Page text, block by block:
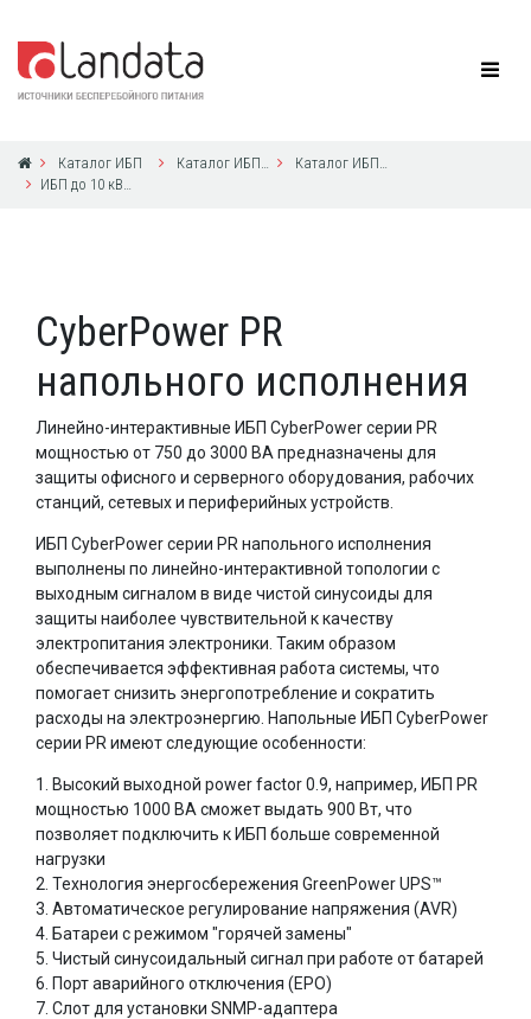
Каталог ИБП Каталог ИБП CyberPower
Каталог ИБП CyberPower
ИБП до 10 кВА с 1ф выходом
CyberPower PR
напольного исполнения
Линейно-интерактивные ИБП CyberPower серии PR
мощностью от 750 до 3000 ВА предназначены для
защиты офисного и серверного оборудования, рабочих
станций, сетевых и периферийных устройств.
ИБП CyberPower серии PR напольного исполнения
выполнены по линейно-интерактивной топологии с
выходным сигналом в виде чистой синусоиды для
защиты наиболее чувствительной к качеству
электропитания электроники. Таким образом
обеспечивается эффективная работа системы, что
помогает снизить энергопотребление и сократить
расходы на электроэнергию. Напольные ИБП CyberPower
серии PR имеют следующие особенности:
1. Высокий выходной power factor 0.9, например, ИБП PR
мощностью 1000 ВА сможет выдать 900 Вт, что
позволяет подключить к ИБП больше современной
нагрузки
2. Технология энергосбережения GreenPower UPS™
3. Автоматическое регулирование напряжения (AVR)
4. Батареи с режимом "горячей замены"
5. Чистый синусоидальный сигнал при работе от батарей
6. Порт аварийного отключения (EPO)
7. Слот для установки SNMP-адаптера